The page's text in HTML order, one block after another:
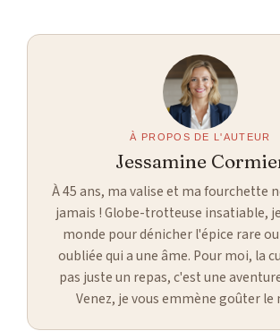
À PROPOS DE L'AUTEUR
Jessamine
À 45 ans, ma valise et ma fourchette
jamais ! Globe-trotteuse insatiable,
monde pour dénicher l'épice rare
oubliée qui a une âme. Pour moi, la
pas juste un repas, c'est une
Venez, je vous emmène goûter le